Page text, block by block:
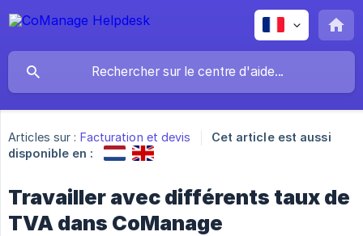
Articles sur : Facturation et devis
Cet article est aussi
disponible en :
Travailler avec différents taux de
TVA dans CoManage